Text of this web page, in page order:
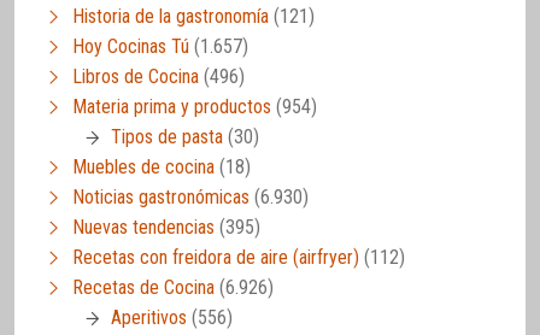
Historia de la gastronomía (121)
Hoy Cocinas Tú (1.657)
Libros de Cocina (496)
Materia prima y productos (954)
Tipos de pasta (30)
Muebles de cocina (18)
Noticias gastronómicas (6.930)
Nuevas tendencias (395)
Recetas con freidora de aire (airfryer) (112)
Recetas de Cocina (6.926)
Aperitivos (556)